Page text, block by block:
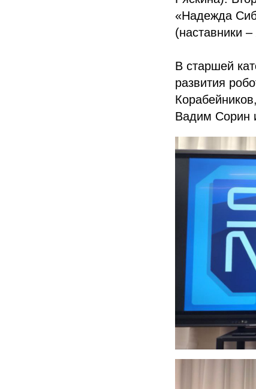
«Надежда
(наставники
В старшей
развития
Вадим Сорин